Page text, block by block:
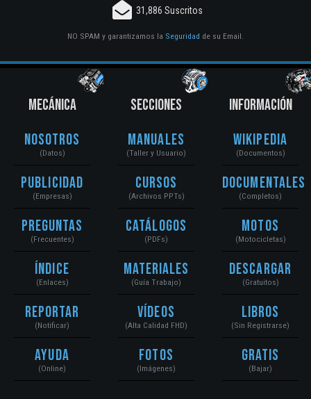
31,886 Suscritos
NO SPAM y garantizamos la Seguridad de su Email.
MECÁNICA
Nosotros
(Datos)
Publicidad
(Empresas)
Preguntas
(Frecuentes)
Índice
(Enlaces)
Reportar
(Notificar)
Ayuda
(Online)
SECCIONES
Manuales
(Taller y Usuario)
Cursos
(Archivos PPTs)
Catálogos
(PDFs)
Materiales
(Guía Trabajo)
Vídeos
(Alta Calidad FHD)
Fotos
(Imágenes)
INFORMACIÓN
Wikipedia
(Documentos)
Documentales
(Completos)
Motos
(Motocicletas)
Descargar
(Gratuitos)
Libros
(Sin Registrarse)
Gratis
(Bajar)